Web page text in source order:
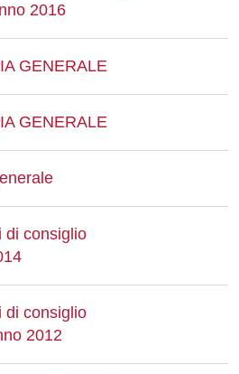
2016
GENERALE
GENERALE
di consiglio
di consiglio
2012